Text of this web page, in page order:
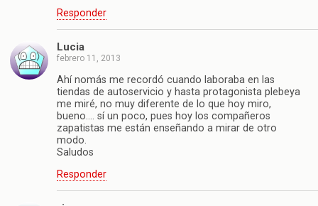
Responder
Lucia
febrero 11, 2013
Ahí nomás me recordó cuando laboraba en las
tiendas de autoservicio y hasta protagonista plebeya
me miré, no muy diferente de lo que hoy miro,
bueno…. sí un poco, pues hoy los compañeros
zapatistas me están enseñando a mirar de otro
modo.
Saludos
Responder